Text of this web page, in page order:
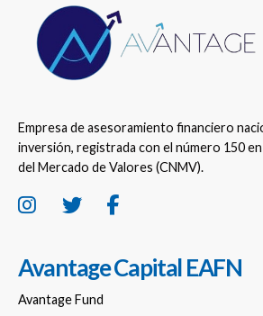
Empresa de asesoramiento financiero
inversión, registrada con el número 150
del Mercado de Valores (CNMV).
Avantage Capital EAFN
Avantage Fund